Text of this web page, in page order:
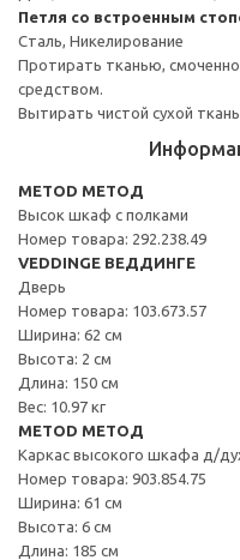
Петля со встроенным
Сталь, Никелирование
Протирать тканью,
средством.
Вытирать чистой сухой
METOD МЕТОД
Высок шкаф с полками
Номер товара: 292.238.49
VEDDINGE ВЕДДИНГЕ
Дверь
Номер товара: 103.673.57
Ширина: 62 см
Высота: 2 см
Длина: 150 см
Вес: 10.97 кг
METOD МЕТОД
Каркас высокого шкафа д/
Номер товара: 903.854.75
Ширина: 61 см
Высота: 6 см
Длина: 185 см